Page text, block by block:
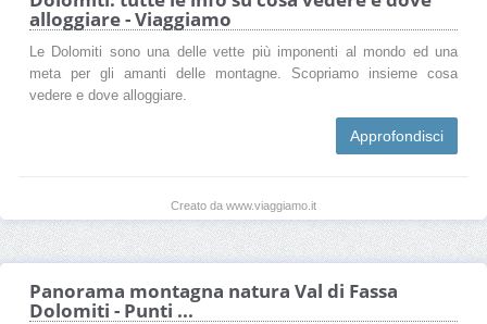
alloggiare - Viaggiamo
Le Dolomiti sono una delle vette più imponenti al mondo ed una
meta per gli amanti delle montagne. Scopriamo insieme cosa
vedere e dove alloggiare.
Approfondisci
Creato da www.viaggiamo.it
Panorama montagna natura Val di Fassa
Dolomiti - Punti ...